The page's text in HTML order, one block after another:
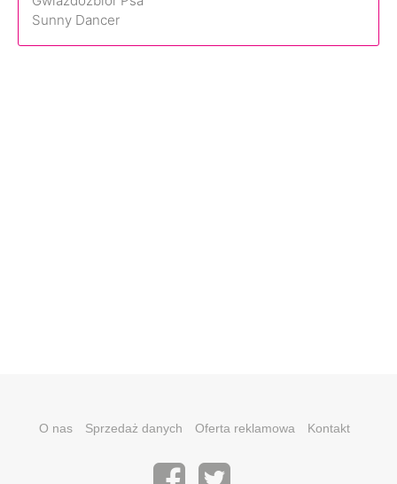
Sunny Dancer
O nas Sprzedaż danych Oferta reklamowa Kontakt